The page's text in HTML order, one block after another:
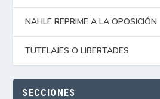
NAHLE REPRIME A LA OPOSICIÓN
TUTELAJES O LIBERTADES
SECCIONES